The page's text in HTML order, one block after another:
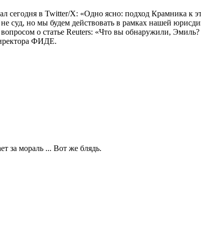
сегодня в Twitter/X: «Одно ясно: подход Крамника к
суд, но мы будем действовать в рамках нашей
о статье Reuters: «Что вы обнаружили,
ФИДЕ.
за мораль ... Вот же блядь.